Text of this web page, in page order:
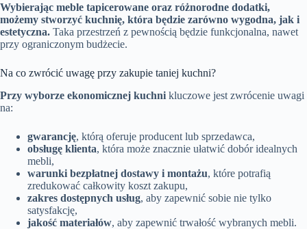
Wybierając meble tapicerowane oraz różnorodne dodatki,
możemy stworzyć kuchnię, która będzie zarówno wygodna, jak i
estetyczna. Taka przestrzeń z pewnością będzie funkcjonalna, nawet
przy ograniczonym budżecie.
Na co zwrócić uwagę przy zakupie taniej kuchni?
Przy wyborze ekonomicznej kuchni kluczowe jest zwrócenie uwagi
na:
gwarancję, którą oferuje producent lub sprzedawca,
obsługę klienta, która może znacznie ułatwić dobór idealnych
mebli,
warunki bezpłatnej dostawy i montażu, które potrafią
zredukować całkowity koszt zakupu,
zakres dostępnych usług, aby zapewnić sobie nie tylko
satysfakcję,
jakość materiałów, aby zapewnić trwałość wybranych mebli.